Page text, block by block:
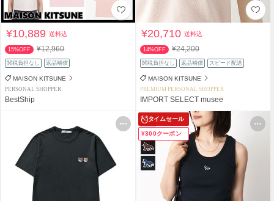
¥10,889送料込
15%OFF ¥12,960
関税負担なし 返品補償
MAISON KITSUNE
PERSONAL SHOPPER
BestShip
¥20,710送料込
14%OFF ¥24,200
関税負担なし 返品補償 スピード配送
MAISON KITSUNE
PREMIUM PERSONAL SHOPPER
IMPORT SELECT musee
タイムセール
¥300クーポン